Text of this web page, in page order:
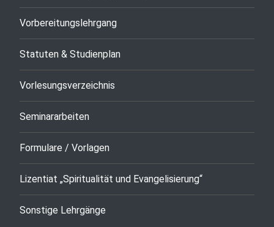
Vorbereitungslehrgang
Statuten & Studienplan
Vorlesungsverzeichnis
Seminararbeiten
Formulare / Vorlagen
Lizentiat „Spiritualität und Evangelisierung“
Sonstige Lehrgänge